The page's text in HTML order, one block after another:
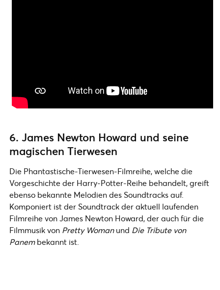
6. James Newton Howard und seine
magischen Tierwesen
Die Phantastische-Tierwesen-Filmreihe, welche die
Vorgeschichte der Harry-Potter-Reihe behandelt, greift
ebenso bekannte Melodien des Soundtracks auf.
Komponiert ist der Soundtrack der aktuell laufenden
Filmreihe von James Newton Howard, der auch für die
Filmmusik von Pretty Womanund Die Tribute von
Panembekannt ist.